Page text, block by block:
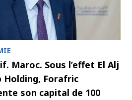
Maroc. Sous l’effet El Alj
Holding, Forafric
son capital de 100